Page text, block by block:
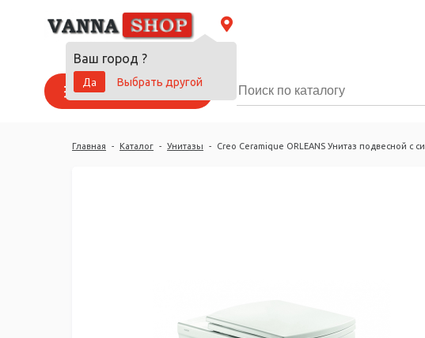
Ваш город ?
Да
Выбрать другой
Каталог товаров
Главная - Каталог - Унитазы - Creo Ceramique ORLEANS Унитаз подвесной с